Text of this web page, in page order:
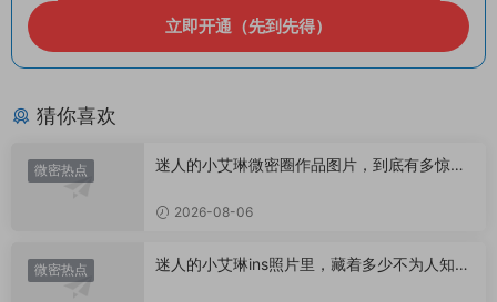
立即开通（先到先得）
猜你喜欢
微密热点
迷人的小艾琳微密圈作品图片，到底有多惊
2026-08-06
微密热点
迷人的小艾琳ins照片里，藏着多少不为人知的